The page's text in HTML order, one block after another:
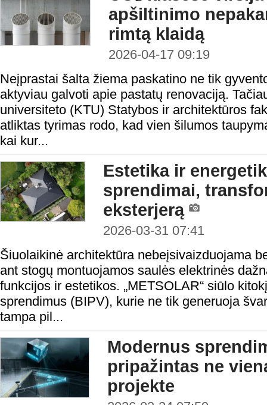
apšiltinimo
rimtą klaidą
2026-04-17 09:19
Neįprastai šalta žiema paskatino ne tik
aktyviau galvoti apie pastatų renovaciją.
universiteto (KTU) Statybos ir architektūros
atliktas tyrimas rodo, kad vien šilumos
kai kur...
Estetika ir
sprendimai,
eksterjerą
2026-03-31 07:41
Šiuolaikinė architektūra nebeįsivaizduojama
ant stogų montuojamos saulės elektrinės
funkcijos ir estetikos. „METSOLAR“ siūlo
sprendimus (BIPV), kurie ne tik generuoja
tampa pil...
Modernus
pripažintas ne
projekte